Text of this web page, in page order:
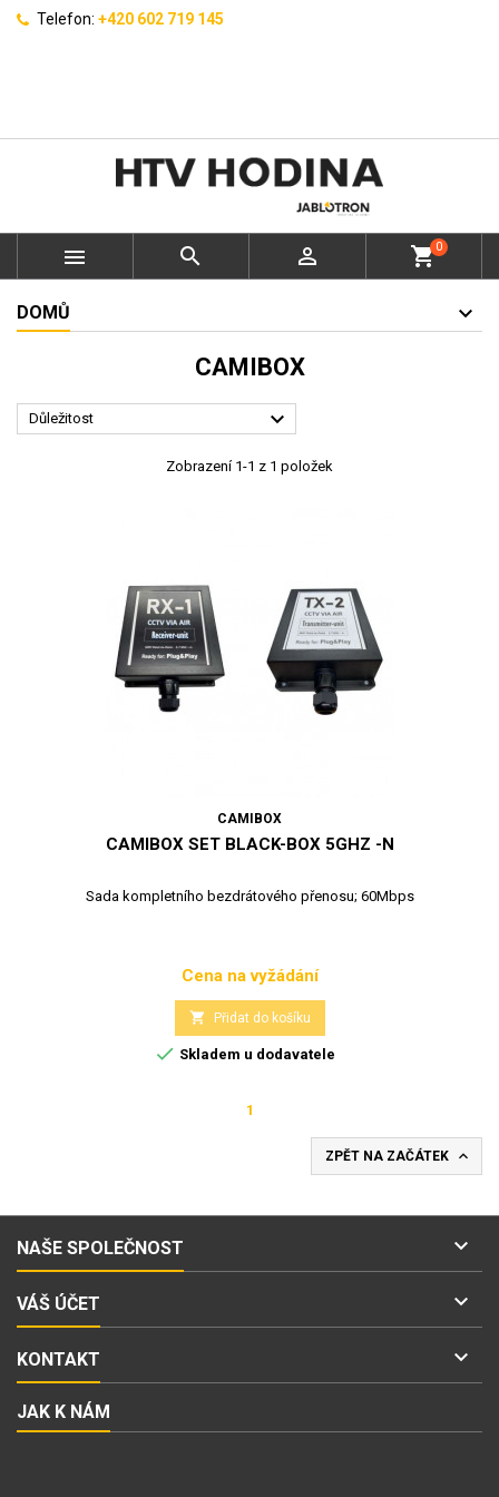
Telefon: +420 602 719 145
   shopping_cart0
DOMŮ
CAMIBOX
Důležitost 
Zobrazení 1-1 z 1 položek
CAMIBOX
CAMIBOX SET BLACK-BOX 5GHZ -N
Sada kompletního bezdrátového přenosu; 60Mbps
Cena
Cena na vyžádání
 Přidat do košíku
 Skladem u dodavatele
1
ZPĚT NA ZAČÁTEK 
NAŠE SPOLEČNOST 
VÁŠ ÚČET 
KONTAKT 
JAK K NÁM